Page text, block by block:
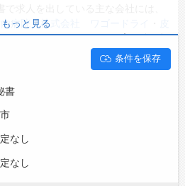
き方・面接対策など)
病院 ・株式会社 ワゴードライ
クリニックなどがあり、未経験や短
ができます。
の求人サイトであるジョブズゴーで
を6件取り扱っており、そのうち
の求人
上の方の再就職も可能です。 新潟県
・転職情報を探している方は、ぜひ
てくださいね。
もっと見る
条件を保存
書
なし
なし